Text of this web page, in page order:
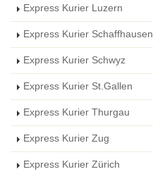
Express Kurier Luzern
Express Kurier Schaffhausen
Express Kurier Schwyz
Express Kurier St.Gallen
Express Kurier Thurgau
Express Kurier Zug
Express Kurier Zürich